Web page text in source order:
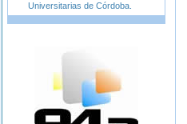
Universitarias de Córdoba.